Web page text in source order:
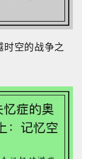
空的战争之